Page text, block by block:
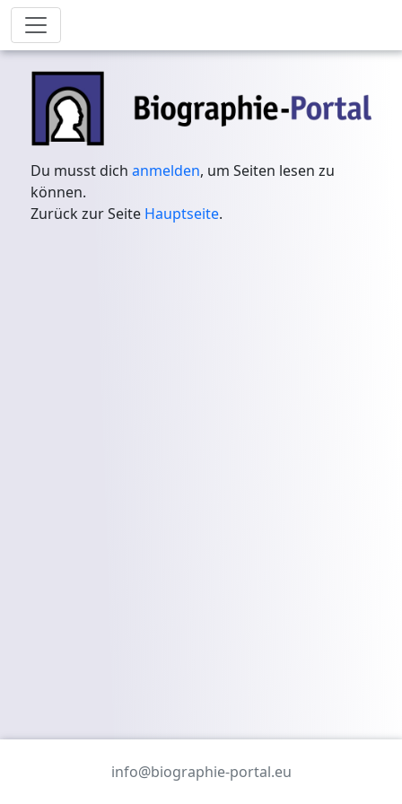
Du musst dichanmelden, um Seiten lesen zu
können.
Zurück zur Seite Hauptseite.
info@biographie-portal.eu